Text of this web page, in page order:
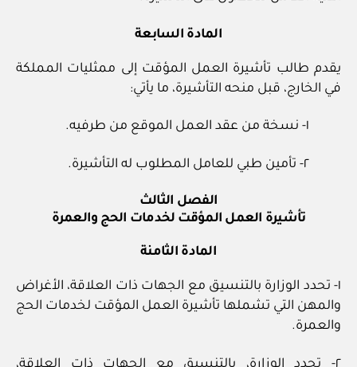
المادة السابعة
يقدم طالب تأشيرة العمل المؤقت إلى ممثليات المملكة
في الخارج، قبل منحه التأشيرة، ما يأتي:
١- نسخة من عقد العمل الموقع من طرفيه.
٢- تأمين طبي للعامل المطلوب له التأشيرة.
الفصل الثالث
تأشيرة العمل المؤقت لخدمات الحج والعمرة
المادة الثامنة
١- تحدد الوزارة بالتنسيق مع الجهات ذات العلاقة، الأغراض
والمهن التي تشملها تأشيرة العمل المؤقت لخدمات الحج
والعمرة.